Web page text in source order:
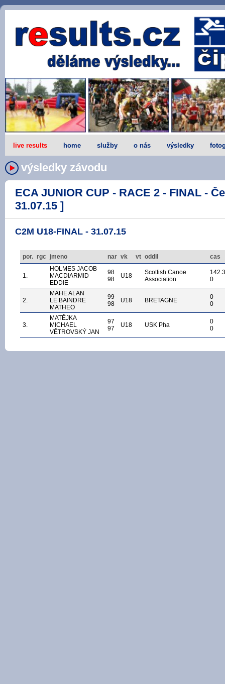
live results home služby o nás výsledky
výsledky závodu
ECA JUNIOR CUP - RACE 2 - FINAL -
31.07.15 ]
C2M U18-FINAL - 31.07.15
por. rgc jmeno nar vk vt oddil cas
1.
HOLMES JACOB
MACDIARMID
EDDIE
98
98
U18
Scottish Canoe
Association
0
2.
MAHE ALAN
LE BAINDRE
MATHEO
99
98
U18 BRETAGNE
0
0
3.
MATĚJKA
MICHAEL
VĚTROVSKÝ JAN
97
97
U18 USK Pha
0
0